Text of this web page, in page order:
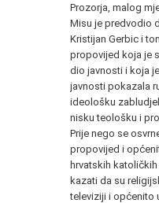
Prozorja, malog
Misu je predvodio
Kristijan Gerbic i
propovijed koja je
dio javnosti i koja
javnosti pokazala
ideološku
nisku teološku i
Prije nego se
propovijed i
hrvatskih
kazati da su
televiziji i općenito